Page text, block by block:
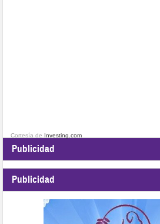
Cortesía de Investing.com
Publicidad
Publicidad